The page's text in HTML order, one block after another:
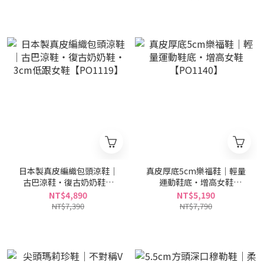
日本製真皮編織包頭涼鞋｜
古巴涼鞋・復古奶奶鞋・
3cm低跟女鞋【PO1119】
NT$4,890
NT$7,390
真皮厚底5cm樂福鞋｜輕量
運動鞋底・增高女鞋
【PO1140】
NT$5,190
NT$7,790